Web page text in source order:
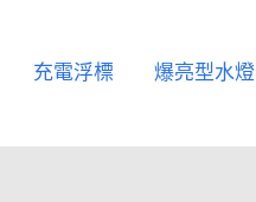
充電浮標 爆亮型水燈